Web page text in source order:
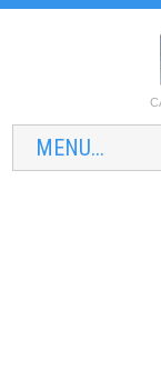
MENU...